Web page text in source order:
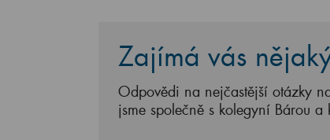
Zajímá vás
Odpovědi na nejčastější otázky
jsme společně s kolegyní Bárou a